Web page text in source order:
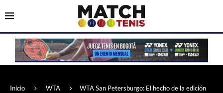
Inicio WTA
WTA San Petersburgo: El hecho de la edición